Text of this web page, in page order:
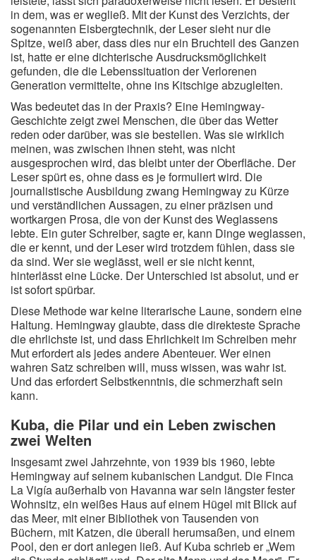
in dem, was er wegließ. Mit der Kunst des Verzichts, der
sogenannten Eisbergtechnik, der Leser sieht nur die
Spitze, weiß aber, dass dies nur ein Bruchteil des Ganzen
ist, hatte er eine dichterische Ausdrucksmöglichkeit
gefunden, die die Lebenssituation der Verlorenen
Generation vermittelte, ohne ins Kitschige abzugleiten.
Was bedeutet das in der Praxis? Eine Hemingway-
Geschichte zeigt zwei Menschen, die über das Wetter
reden oder darüber, was sie bestellen. Was sie wirklich
meinen, was zwischen ihnen steht, was nicht
ausgesprochen wird, das bleibt unter der Oberfläche. Der
Leser spürt es, ohne dass es je formuliert wird. Die
journalistische Ausbildung zwang Hemingway zu Kürze
und verständlichen Aussagen, zu einer präzisen und
wortkargen Prosa, die von der Kunst des Weglassens
lebte. Ein guter Schreiber, sagte er, kann Dinge weglassen,
die er kennt, und der Leser wird trotzdem fühlen, dass sie
da sind. Wer sie weglässt, weil er sie nicht kennt,
hinterlässt eine Lücke. Der Unterschied ist absolut, und er
ist sofort spürbar.
Diese Methode war keine literarische Laune, sondern eine
Haltung. Hemingway glaubte, dass die direkteste Sprache
die ehrlichste ist, und dass Ehrlichkeit im Schreiben mehr
Mut erfordert als jedes andere Abenteuer. Wer einen
wahren Satz schreiben will, muss wissen, was wahr ist.
Und das erfordert Selbstkenntnis, die schmerzhaft sein
kann.
Kuba, die Pilar und ein Leben zwischen
zwei Welten
Insgesamt zwei Jahrzehnte, von 1939 bis 1960, lebte
Hemingway auf seinem kubanischen Landgut. Die Finca
La Vigía außerhalb von Havanna war sein längster fester
Wohnsitz, ein weißes Haus auf einem Hügel mit Blick auf
das Meer, mit einer Bibliothek von Tausenden von
Büchern, mit Katzen, die überall herumsaßen, und einem
Pool, den er dort anlegen ließ. Auf Kuba schrieb er „Wem